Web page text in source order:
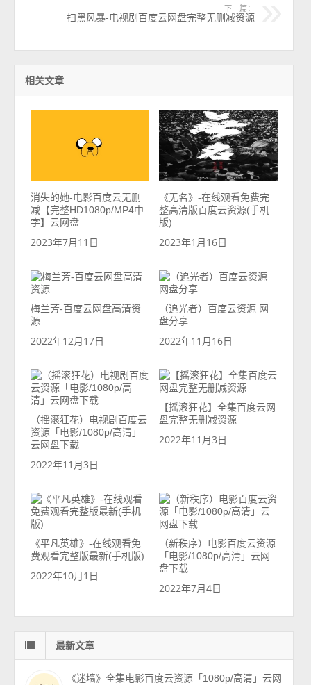
下一篇：
扫黑风暴-电视剧百度云网盘完整无删减资源
相关文章
消失的她-电影百度云无删
减【完整HD1080p/MP4中
字】云网盘
2023年7月11日
《无名》-在线观看免费完
整高清版百度云资源(手机
版)
2023年1月16日
梅兰芳-百度云网盘高清资
源
2022年12月17日
（追光者）百度云资源 网
盘分享
2022年11月16日
（摇滚狂花）电视剧百度云
资源「电影/1080p/高清」
云网盘下载
2022年11月3日
【摇滚狂花】全集百度云网
盘完整无删减资源
2022年11月3日
《平凡英雄》-在线观看免
费观看完整版最新(手机版)
2022年10月1日
（新秩序）电影百度云资源
「电影/1080p/高清」云网
盘下载
2022年7月4日
最新文章
《迷墙》全集电影百度云资源「1080p/高清」云网